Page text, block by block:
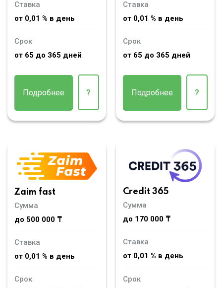
Ставка
от 0,01 % в день
Срок
от 65 до 365 дней
Подробнее ?
Ставка
от 0,01 % в день
Срок
от 65 до 365 дней
Подробнее ?
Zaim fast
Сумма
до 500 000 ₸
Ставка
от 0,01 % в день
Срок
Credit 365
Сумма
до 170 000 ₸
Ставка
от 0,01 % в день
Срок